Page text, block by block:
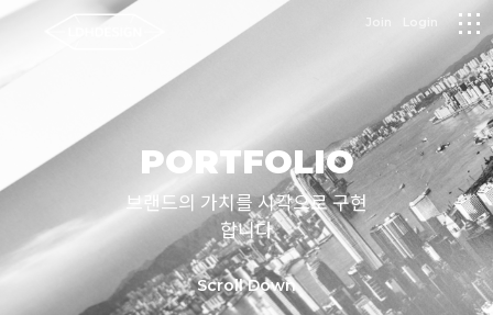
Join
뉴
PORTFOLIO
브랜드의 가치를 시각으로 구현
합니다
Scroll Down